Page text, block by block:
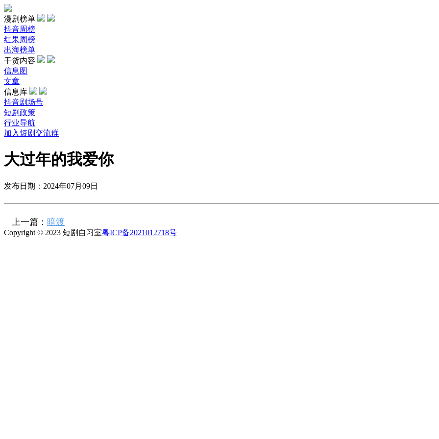
漫剧榜单
抖音周榜
红果周榜
出海榜单
干货内容
信息图
文章
信息库
抖音剧场号
短剧政策
行业导航
加入短剧交流群
大过年的我爱你
发布日期：2024年07月09日
上一篇： 暗渡
Copyright © 2023 短剧自习室粤ICP备2021012718号